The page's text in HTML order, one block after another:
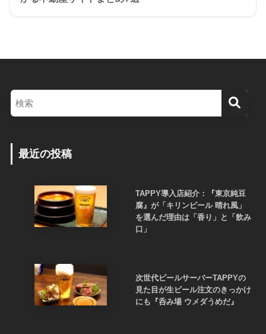
最近の投稿
TAPPY導入店紹介：『東京純豆
腐』が「キリンビール 晴れ風」
を選んだ理由は「香り」と「飲み
口」
次世代ビールサーバーTAPPYの
見た目が生ビール注文のきっかけ
にも『呑み場 ウメダうめだ』